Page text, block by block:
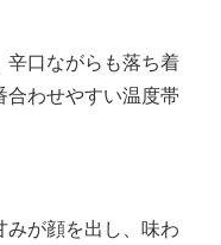
口ながらも落ち着
合わせやすい温度帯
が顔を出し、味わ